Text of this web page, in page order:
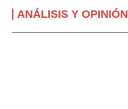
ANÁLISIS Y OPINIÓN